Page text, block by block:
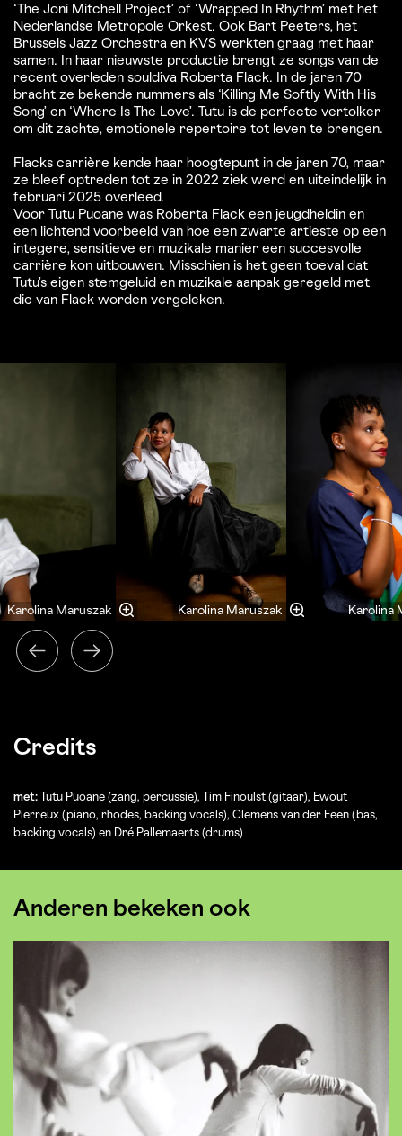
‘The Joni Mitchell Project’ of ‘Wrapped In Rhythm’ met het
Nederlandse Metropole Orkest. Ook Bart Peeters, het
Brussels Jazz Orchestra en KVS werkten graag met haar
samen. In haar nieuwste productie brengt ze songs van de
recent overleden souldiva Roberta Flack. In de jaren 70
bracht ze bekende nummers als ‘Killing Me Softly With His
Song’ en ‘Where Is The Love’. Tutu is de perfecte vertolker
om dit zachte, emotionele repertoire tot leven te brengen.
Flacks carrière kende haar hoogtepunt in de jaren 70, maar
ze bleef optreden tot ze in 2022 ziek werd en uiteindelijk in
februari 2025 overleed.
Voor Tutu Puoane was Roberta Flack een jeugdheldin en
een lichtend voorbeeld van hoe een zwarte artieste op een
integere, sensitieve en muzikale manier een succesvolle
carrière kon uitbouwen. Misschien is het geen toeval dat
Tutu’s eigen stemgeluid en muzikale aanpak geregeld met
die van Flack worden vergeleken.
Karolina Maruszak Karolina Maruszak Karolina
Credits
met: Tutu Puoane (zang, percussie), Tim Finoulst (gitaar), Ewout
Pierreux (piano, rhodes, backing vocals), Clemens van der Feen (bas,
backing vocals) en Dré Pallemaerts (drums)
Anderen bekeken ook